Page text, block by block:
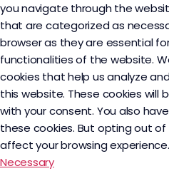
you navigate through the
that are categorized as
browser as they are essential
functionalities of the website.
cookies that help us analyze
this website. These cookies will
with your consent. You also
these cookies. But opting out
affect your browsing experience.
Necessary